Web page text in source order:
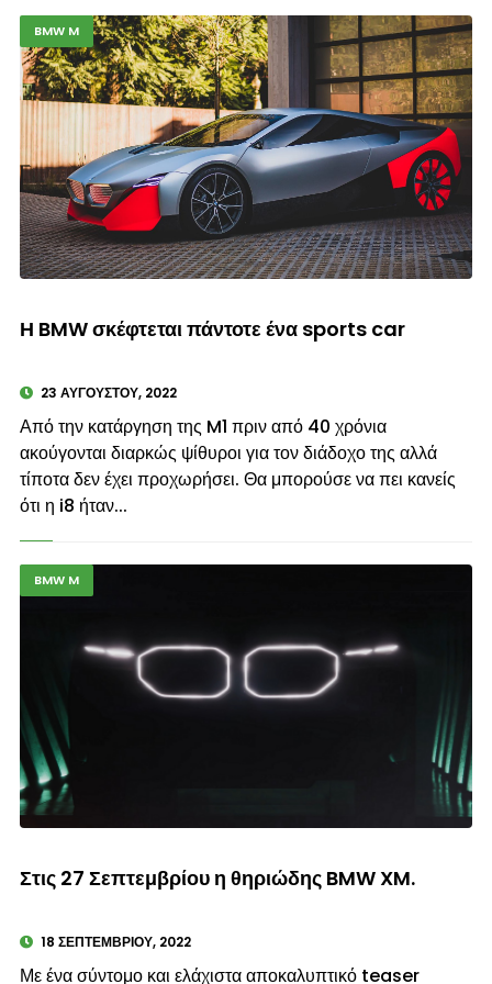
BMW M
Η BMW σκέφτεται πάντοτε ένα sports car
23 ΑΥΓΟΎΣΤΟΥ, 2022
Από την κατάργηση της M1 πριν από 40 χρόνια
ακούγονται διαρκώς ψίθυροι για τον διάδοχο της αλλά
τίποτα δεν έχει προχωρήσει. Θα μπορούσε να πει κανείς
ότι η i8 ήταν...
BMW M
Στις 27 Σεπτεμβρίου η θηριώδης BMW XM.
18 ΣΕΠΤΕΜΒΡΊΟΥ, 2022
Με ένα σύντομο και ελάχιστα αποκαλυπτικό teaser